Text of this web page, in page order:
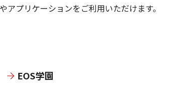
アプリケーションをご利用いただけます。
EOS学園